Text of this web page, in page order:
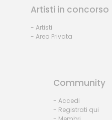
Artisti in concorso
- Artisti
- Area Privata
Community
- Accedi
- Registrati qui